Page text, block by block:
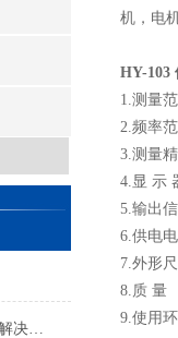
数显一体化振动变送器故障解决方法
机，电
HY-103
1.测量
2.频率
3.测量
4.显 示
5.输出
6.供电
7.外形
8.质 量
9.使用